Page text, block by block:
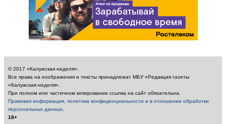
© 2017 «Калужская неделя».
Все права на изображения и тексты принадлежат МБУ «Редакция газеты
«Калужская неделя».
При полном или частичном копировании ссылка на сайт обязательна.
Правовая информация, политика конфиденциальности и в отношении обработки
персональных данных
18+